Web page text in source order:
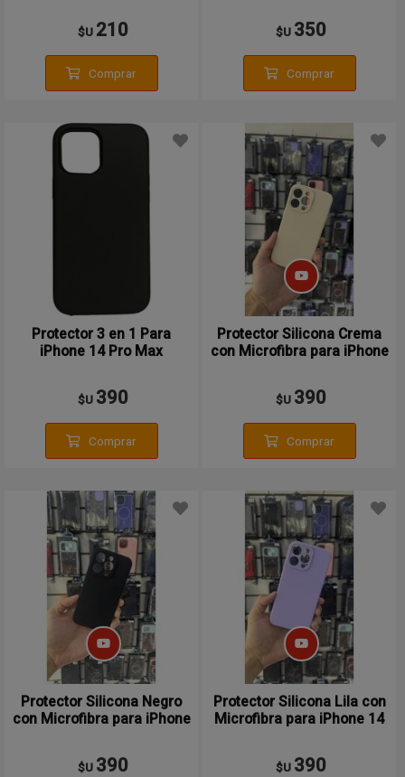
$U 210
Comprar
$U 350
Comprar
Protector 3 en 1 Para
iPhone 14 Pro Max
$U 390
Comprar
Protector Silicona Crema
con Microfibra para iPhone
$U 390
Comprar
Protector Silicona Negro
con Microfibra para iPhone
$U 390
Protector Silicona Lila con
Microfibra para iPhone 14
$U 390